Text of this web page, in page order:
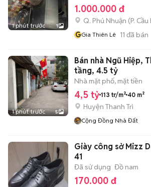
1 phút trước 1
1.000.000 đ
Q. Phú Nhuận (P.
GGia Thiên Lê 11 đã bán
1 phút trước 5
Bán nhà Ngũ Hiệp,
tầng, 4.5 tỷ
Nhà mặt phố, mặt tiền
4,5 tỷ 113 tr/m² 40 m²
Huyện Thanh Trì
Cộng Đồng Nhà Đất
Giày công sở Mizz
41
Đã sử dụng Đồ nam
170.000 đ